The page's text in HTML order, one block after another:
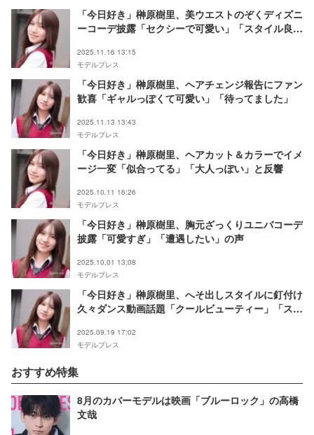
「今日好き」榊原樹里、美ウエストのぞくディズニ
ーコーデ披露「セクシーで可愛い」「スタイル良す
2025.11.16 13:15
モデルプレス
「今日好き」榊原樹里、ヘアチェンジ報告にファン
歓喜「ギャルっぽくて可愛い」「待ってました」
2025.11.13 13:43
モデルプレス
「今日好き」榊原樹里、ヘアカット＆カラーでイメ
ージ一変「似合ってる」「大人っぽい」と反響
2025.10.11 16:26
モデルプレス
「今日好き」榊原樹里、胸元ざっくりユニバコーデ
披露「可愛すぎ」「遭遇したい」の声
2025.10.01 13:08
モデルプレス
「今日好き」榊原樹里、へそ出しスタイルに釘付け
久々ダンス動画話題「クールビューティー」「スタ
2025.09.19 17:02
モデルプレス
おすすめ特集
8月のカバーモデルは映画「ブルーロック」の高橋
文哉